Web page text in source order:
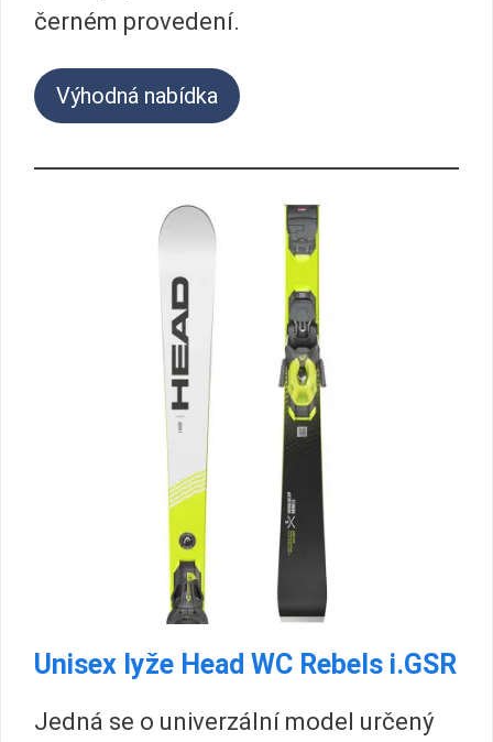
černém provedení.
Výhodná nabídka
Unisex lyže Head WC Rebels i.GSR
Jedná se o univerzální model určený